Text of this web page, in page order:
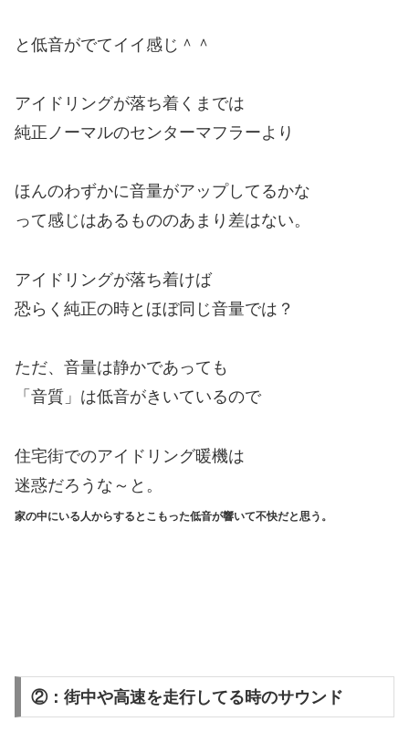
と低音がでてイイ感じ＾＾
アイドリングが落ち着くまでは
純正ノーマルのセンターマフラーより
ほんのわずかに音量がアップしてるかな
って感じはあるもののあまり差はない。
アイドリングが落ち着けば
恐らく純正の時とほぼ同じ音量では？
ただ、音量は静かであっても
「音質」は低音がきいているので
住宅街でのアイドリング暖機は
迷惑だろうな～と。
家の中にいる人からするとこもった低音が響いて不快だと思う。
②：街中や高速を走行してる時のサウンド